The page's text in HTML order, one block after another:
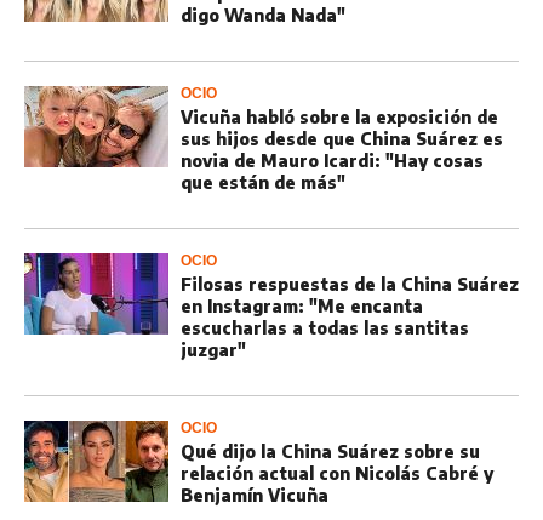
digo Wanda Nada"
OCIO
Vicuña habló sobre la exposición de
sus hijos desde que China Suárez es
novia de Mauro Icardi: "Hay cosas
que están de más"
OCIO
Filosas respuestas de la China Suárez
en Instagram: "Me encanta
escucharlas a todas las santitas
juzgar"
OCIO
Qué dijo la China Suárez sobre su
relación actual con Nicolás Cabré y
Benjamín Vicuña